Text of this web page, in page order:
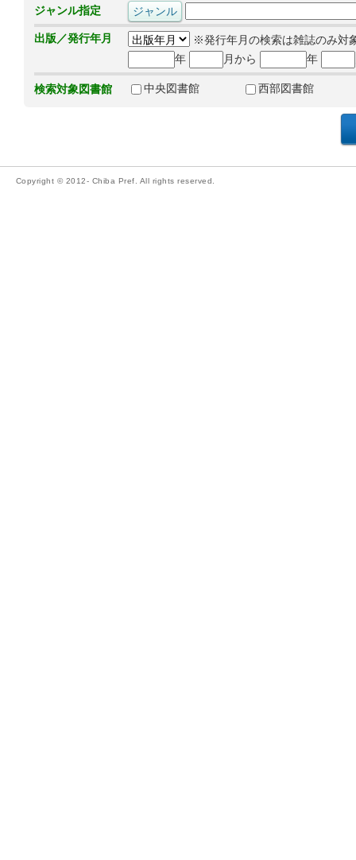
ジャンル指定
出版／発行年月
※発行年月の検索は雑誌のみ対
年
月から 年
検索対象図書館 中央図書館 西部図書館
Copyright © 2012- Chiba Pref. All rights reserved.